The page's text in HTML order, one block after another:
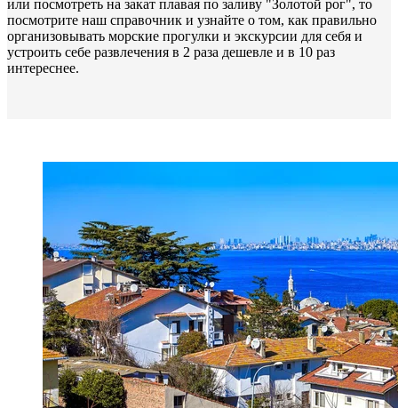
или посмотреть на закат плавая по заливу "Золотой рог", то
посмотрите наш справочник и узнайте о том, как правильно
организовывать морские прогулки и экскурсии для себя и
устроить себе развлечения в 2 раза дешевле и в 10 раз
интереснее.